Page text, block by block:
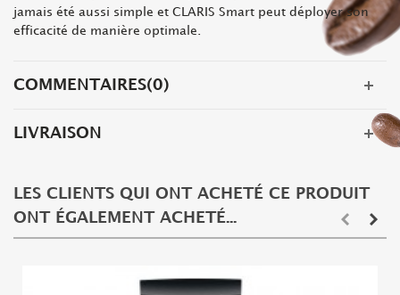
jamais été aussi simple et CLARIS Smart peut déployer son
efficacité de manière optimale.
COMMENTAIRES(0)
LIVRAISON
LES CLIENTS QUI ONT ACHETÉ CE PRODUIT
ONT ÉGALEMENT ACHETÉ...